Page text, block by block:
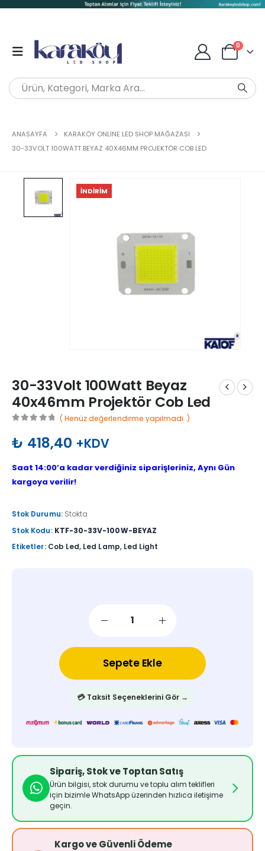
0
ANASAYFA
KARAKÖY ONLINE LED SHOP MAĞAZASI
30-33VOLT 100WATT BEYAZ 40X46MM PROJEKTÖR COB LED
İNDIRIM
30-33Volt 100Watt Beyaz
40x46mm Projektör Cob Led
( Henüz değerlendirme yapılmadı. )
₺ 418,40 +KDV
Saat 14:00’a kadar verdiğiniz siparişleriniz, Aynı Gün
kargoya verilir!
Stok Durumu: Stokta
Stok Kodu: KTF-30-33V-100W-BEYAZ
Etiketler: Cob Led, Led Lamp, Led Light
Sepete Ekle
💳 Taksit Seçeneklerini Gör →
Sipariş, Stok ve Toptan Satış
Ürün bilgisi, stok durumu ve toplu alım teklifleri
için bizimle WhatsApp üzerinden hızlıca iletişime
geçin.
Kargo ve Güvenli Ödeme